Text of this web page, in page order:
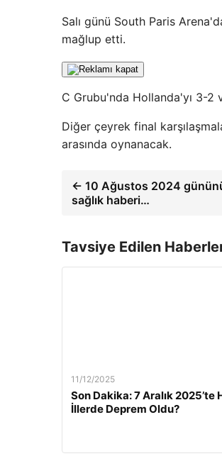
Salı günü South Paris
mağlup etti.
C Grubu'nda Hollanda'yı 3-
Diğer çeyrek final
arasında oynanacak.
← 10 Ağustos 2024
sağlık haberi…
Tavsiye Edilen
11/12/2025
Son Dakika: 7 Aralık 2025’te
İllerde Deprem Oldu?